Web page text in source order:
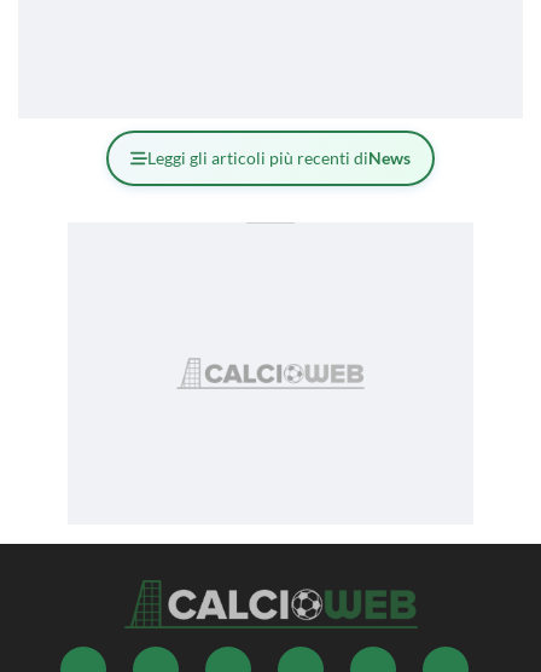
Leggi gli articoli più recenti diNews